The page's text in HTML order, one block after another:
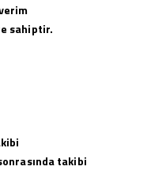
sahiptir.
takibi